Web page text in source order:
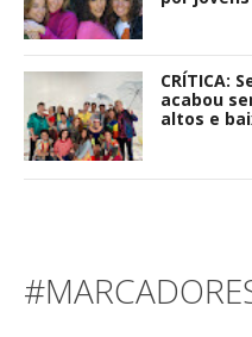
CRÍTICA:
acabou
altos e